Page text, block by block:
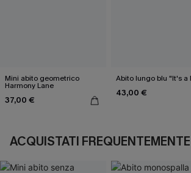
Mini abito geometrico
Harmony Lane
37,00 €
Abito lungo blu "It's a
43,00 €
ACQUISTATI